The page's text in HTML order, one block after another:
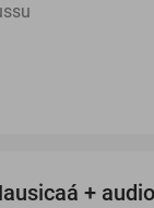
+